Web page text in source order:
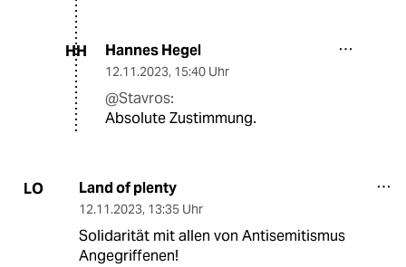
HH Hannes Hegel
12.11.2023, 15:40 Uhr
@Stavros:
Absolute Zustimmung.
LO Land of plenty
12.11.2023, 13:35 Uhr
Solidarität mit allen von Antisemitismus
Angegriffenen!